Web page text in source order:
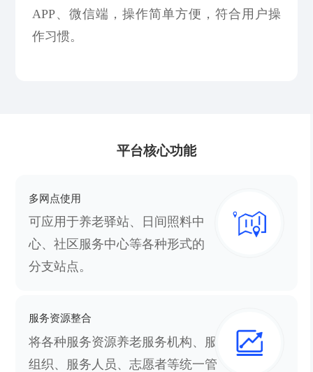
APP、微信端，操作简单方便，符合用户操
作习惯。
平台核心功能
多网点使用
可应用于养老驿站、日间照料中
心、社区服务中心等各种形式的
分支站点。
服务资源整合
将各种服务资源养老服务机构、服务
组织、服务人员、志愿者等统一管